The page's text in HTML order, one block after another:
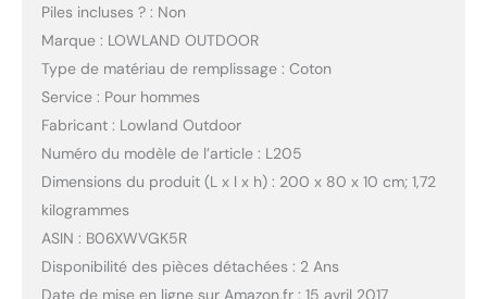
Piles incluses ? : Non
Marque : LOWLAND OUTDOOR
Type de matériau de remplissage : Coton
Service : Pour hommes
Fabricant : Lowland Outdoor
Numéro du modèle de l’article : L205
Dimensions du produit (L x l x h) : 200 x 80 x 10 cm; 1,72
kilogrammes
ASIN : B06XWVGK5R
Disponibilité des pièces détachées : 2 Ans
Date de mise en ligne sur Amazon.fr : 15 avril 2017